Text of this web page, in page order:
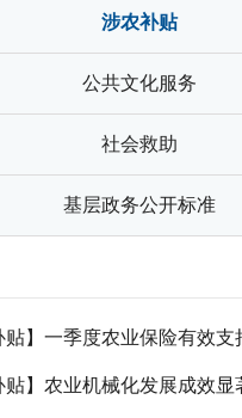
涉农补贴
公共文化服务
社会救助
基层政务公开标准
季度农业保险有效支持春耕生产 保费规模达
贴】农业机械化发展成效显